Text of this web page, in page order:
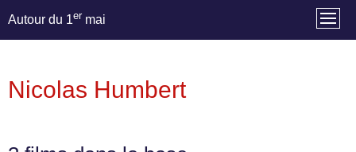
Autour du 1er mai
Nicolas Humbert